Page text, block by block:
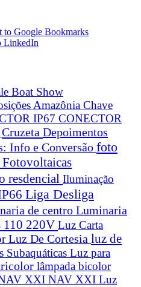
Boat Show
Amazônia Chave
IP67 CONECTOR
Cruzeta Depoimentos
Info e Conversão foto
resdencial Iluminação
Liga Desliga
de centro Luminaria
110 220V Luz Carta
Luz De Cortesia luz de
Subaquáticas Luz para
lâmpada bicolor
XXI NAV XXI Luz